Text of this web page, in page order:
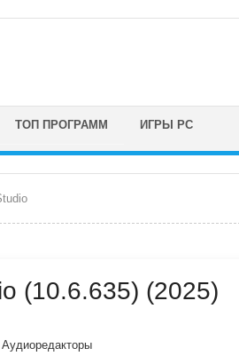
ТОП ПРОГРАММ ИГРЫ PC
(10.6.635) (2025)
Аудиоредакторы